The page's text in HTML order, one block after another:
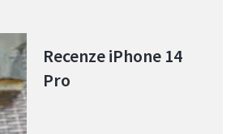
Recenze iPhone 14
Pro